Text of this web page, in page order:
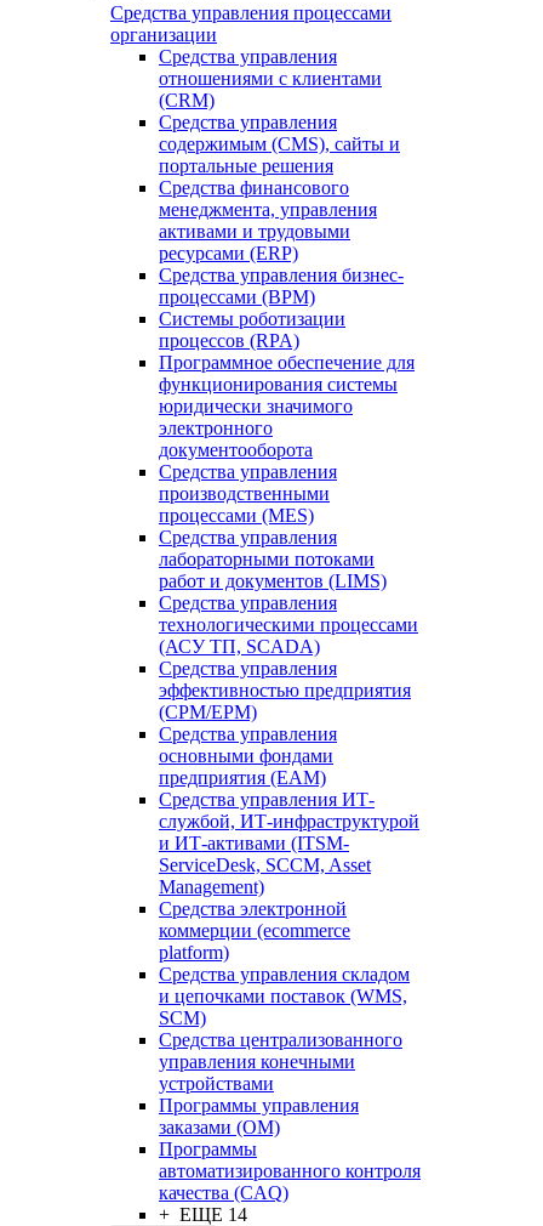
Средства управления процессами
организации
Средства управления
отношениями с клиентами
(CRM)
Средства управления
содержимым (CMS), сайты и
портальные решения
Средства финансового
менеджмента, управления
активами и трудовыми
ресурсами (ERP)
Средства управления бизнес-
процессами (BPM)
Системы роботизации
процессов (RPA)
Программное обеспечение для
функционирования системы
юридически значимого
электронного
документооборота
Средства управления
производственными
процессами (MES)
Средства управления
лабораторными потоками
работ и документов (LIMS)
Средства управления
технологическими процессами
(АСУ ТП, SCADA)
Средства управления
эффективностью предприятия
(CPM/EPM)
Средства управления
основными фондами
предприятия (EAM)
Средства управления ИТ-
службой, ИТ-инфраструктурой
и ИТ-активами (ITSM-
ServiceDesk, SCCM, Asset
Management)
Средства электронной
коммерции (ecommerce
platform)
Средства управления складом
и цепочками поставок (WMS,
SCM)
Средства централизованного
управления конечными
устройствами
Программы управления
заказами (OM)
Программы
автоматизированного контроля
качества (CAQ)
+ ЕЩЕ 14